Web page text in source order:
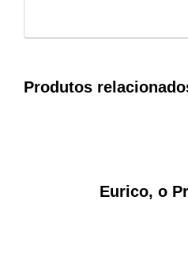
Produtos
Eurico, o